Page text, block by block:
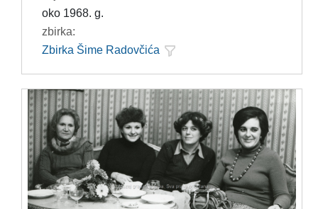
oko 1968. g.
zbirka:
Zbirka Šime Radovčića